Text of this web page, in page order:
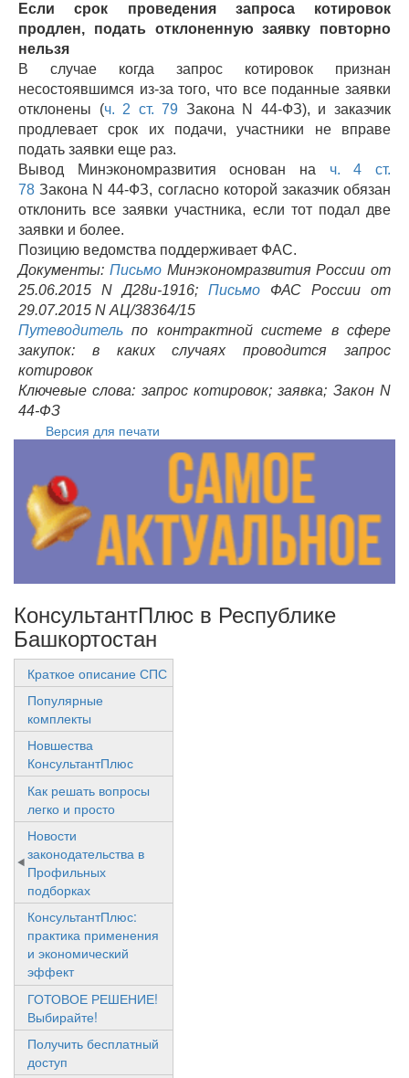
Если срок проведения запроса котировок
продлен, подать отклоненную заявку повторно
нельзя
В случае когда запрос котировок признан
несостоявшимся из-за того, что все поданные заявки
отклонены (ч. 2 ст. 79 Закона N 44-ФЗ), и заказчик
продлевает срок их подачи, участники не вправе
подать заявки еще раз.
Вывод Минэкономразвития основан на ч. 4 ст.
78 Закона N 44-ФЗ, согласно которой заказчик обязан
отклонить все заявки участника, если тот подал две
заявки и более.
Позицию ведомства поддерживает ФАС.
Документы: ПисьмоМинэкономразвития России от
25.06.2015 N Д28и-1916; Письмо ФАС России от
29.07.2015 N АЦ/38364/15
Путеводитель по контрактной системе в сфере
закупок: в каких случаях проводится запрос
котировок
Ключевые слова: запрос котировок; заявка; Закон N
44-ФЗ
Версия для печати
КонсультантПлюс в Республике
Башкортостан
Краткое описание СПС
Популярные
комплекты
Новшества
КонсультантПлюс
Как решать вопросы
легко и просто
Новости
законодательства в
Профильных
подборках
КонсультантПлюс:
практика применения
и экономический
эффект
ГОТОВОЕ РЕШЕНИЕ!
Выбирайте!
Получить бесплатный
доступ